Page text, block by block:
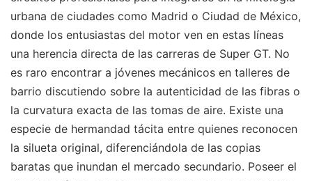
urbana de ciudades como Madrid o Ciudad de México,
donde los entusiastas del motor ven en estas líneas
una herencia directa de las carreras de Super GT. No
es raro encontrar a jóvenes mecánicos en talleres de
barrio discutiendo sobre la autenticidad de las fibras o
la curvatura exacta de las tomas de aire. Existe una
especie de hermandad tácita entre quienes reconocen
la silueta original, diferenciándola de las copias
baratas que inundan el mercado secundario. Poseer el